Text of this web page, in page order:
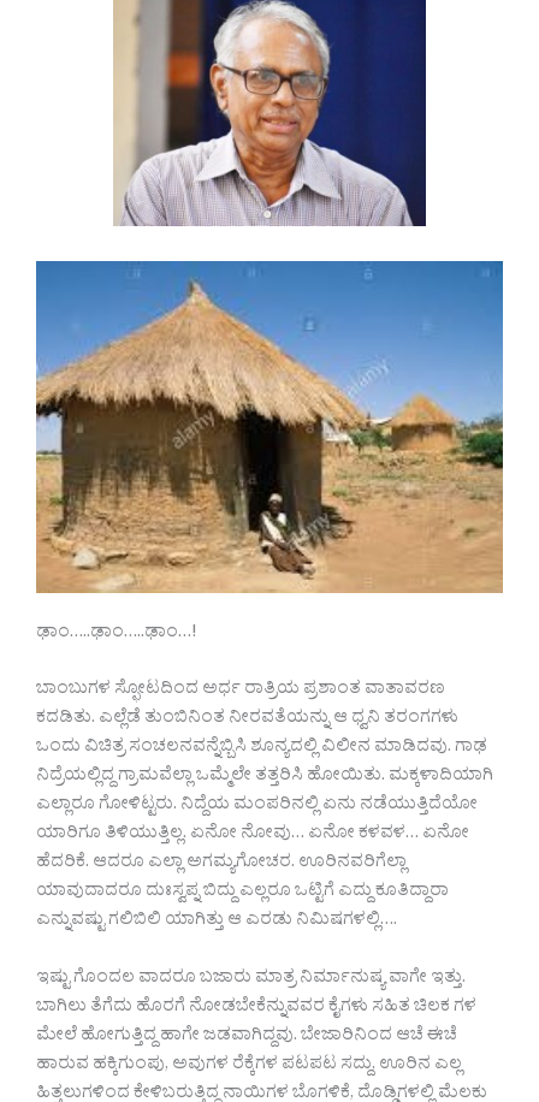
ಢಾಂ…..ಢಾಂ…..ಢಾಂ…!
ಬಾಂಬುಗಳ ಸ್ಫೋಟದಿಂದ ಅರ್ಧ ರಾತ್ರಿಯ ಪ್ರಶಾಂತ ವಾತಾವರಣ
ಕದಡಿತು. ಎಲ್ಲೆಡೆ ತುಂಬಿನಿಂತ ನೀರವತೆಯನ್ನು ಆ ಧ್ವನಿ ತರಂಗಗಳು
ಒಂದು ವಿಚಿತ್ರ ಸಂಚಲನವನ್ನೆಬ್ಬಿಸಿ ಶೂನ್ಯದಲ್ಲಿ ವಿಲೀನ ಮಾಡಿದವು. ಗಾಢ
ನಿದ್ರೆಯಲ್ಲಿದ್ದ ಗ್ರಾಮವೆಲ್ಲಾ ಒಮ್ಮೆಲೇ ತತ್ತರಿಸಿ ಹೋಯಿತು. ಮಕ್ಕಳಾದಿಯಾಗಿ
ಎಲ್ಲಾರೂ ಗೋಳಿಟ್ಟರು. ನಿದ್ದೆಯ ಮಂಪರಿನಲ್ಲಿ ಏನು ನಡೆಯುತ್ತಿದೆಯೋ
ಯಾರಿಗೂ ತಿಳಿಯುತ್ತಿಲ್ಲ. ಏನೋ ನೋವು… ಏನೋ ಕಳವಳ… ಏನೋ
ಹೆದರಿಕೆ. ಆದರೂ ಎಲ್ಲಾ ಅಗಮ್ಯಗೋಚರ. ಊರಿನವರಿಗೆಲ್ಲಾ
ಯಾವುದಾದರೂ ದುಃಸ್ವಪ್ನ ಬಿದ್ದು ಎಲ್ಲರೂ ಒಟ್ಟಿಗೆ ಎದ್ದು ಕೂತಿದ್ದಾರಾ
ಎನ್ನುವಷ್ಟು ಗಲಿಬಿಲಿ ಯಾಗಿತ್ತು ಆ ಎರಡು ನಿಮಿಷಗಳಲ್ಲಿ….
ಇಷ್ಟು ಗೊಂದಲ ವಾದರೂ ಬಜಾರು ಮಾತ್ರ ನಿರ್ಮಾನುಷ್ಯ ವಾಗೇ ಇತ್ತು.
ಬಾಗಿಲು ತೆಗೆದು ಹೊರಗೆ ನೋಡಬೇಕೆನ್ನುವವರ ಕೈಗಳು ಸಹಿತ ಚಿಲಕ ಗಳ
ಮೇಲೆ ಹೋಗುತ್ತಿದ್ದ ಹಾಗೇ ಜಡವಾಗಿದ್ದವು. ಬೇಜಾರಿನಿಂದ ಆಚೆ ಈಚೆ
ಹಾರುವ ಹಕ್ಕಿಗುಂಪು, ಅವುಗಳ ರೆಕ್ಕೆಗಳ ಪಟಪಟ ಸದ್ದು, ಊರಿನ ಎಲ್ಲ
ಹಿತ್ತಲುಗಳಿಂದ ಕೇಳಿಬರುತ್ತಿದ್ದ ನಾಯಿಗಳ ಬೊಗಳಿಕೆ, ದೊಡ್ಡಿಗಳಲ್ಲಿ ಮೆಲಕು